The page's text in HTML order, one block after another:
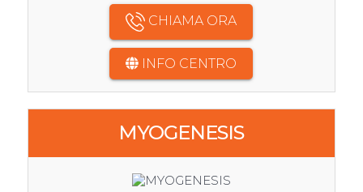
CHIAMA ORA
INFO CENTRO
MYOGENESIS